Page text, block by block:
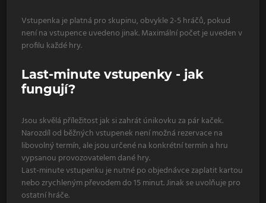
Vstupenka je platná pro skupinu, obvykle 2-5 hráčů, pokud
není na vstupence uvedeno jinak. Maximální počet je uveden v
profilu každé hry.
Last-minute vstupenky - jak
fungují?
Jsou skvělá příležitost jak si zahrát únikovku za pár kaček.
Narozdíl od běžných vstupenek není možná rezervace na
libovolný termín, ale jsou určené na konkrétní termín a hru
vypsanou provozovatelem dané hry.
Last-minute vstupenku je nutné po objednávce zaplatit kartou
nebo zrychleným převodem do 15 minut. Jinak se uvolňuje pro
ostatní hráče.